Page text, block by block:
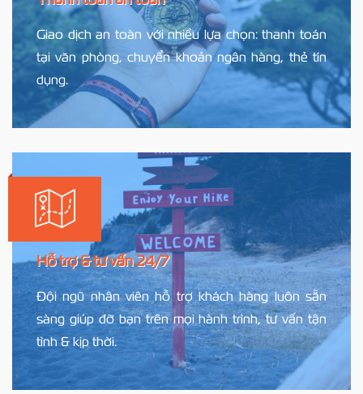
Giao dịch an toàn với nhiều lựa chọn: thanh toán
tại văn phòng, chuyển khoản ngân hàng, thẻ tín
dụng.
Hỗ trợ & tư vấn 24/7
Đội ngũ nhân viên hỗ trợ khách hàng luôn sẵn
sàng giúp đỡ bạn trên mọi hành trình, tư vấn tận
tình & kịp thời.